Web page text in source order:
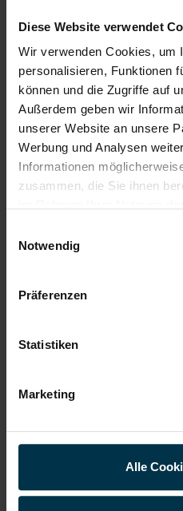
Diese Website verwendet
Wir verwenden Cookies, um
personalisieren, Funktionen
können und die Zugriffe auf
Außerdem geben wir
unserer Website an unsere
Werbung und Analysen
Informationen
zusammen, die Sie ihnen
Notwendig
Präferenzen
Statistiken
Marketing
Alle
Nußbach, Oberösterreich
Vollzeit
ab sofort
Montage und Zusammenbau
Herstellung von
Unterstützung bei der
Mitarbeit an Entwicklungs-